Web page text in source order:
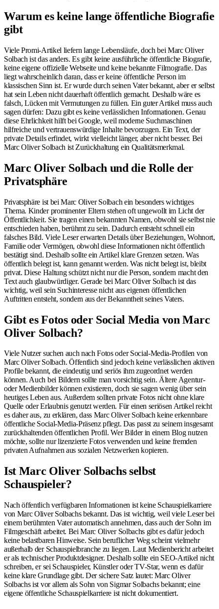
Warum es keine lange öffentliche Biografie
gibt
Viele Promi-Artikel liefern lange Lebensläufe, doch bei Marc Oliver
Solbach ist das anders. Es gibt keine ausführliche öffentliche Biografie,
keine eigene offizielle Webseite und keine bekannte Filmografie. Das
liegt wahrscheinlich daran, dass er keine öffentliche Person im
klassischen Sinn ist. Er wurde durch seinen Vater bekannt, aber er selbst
hat sein Leben nicht dauerhaft öffentlich gemacht. Deshalb wäre es
falsch, Lücken mit Vermutungen zu füllen. Ein guter Artikel muss auch
sagen dürfen: Dazu gibt es keine verlässlichen Informationen. Genau
diese Ehrlichkeit hilft bei Google, weil moderne Suchmaschinen
hilfreiche und vertrauenswürdige Inhalte bevorzugen. Ein Text, der
private Details erfindet, wirkt vielleicht länger, aber nicht besser. Bei
Marc Oliver Solbach ist Zurückhaltung ein Qualitätsmerkmal.
Marc Oliver Solbach und die Rolle der
Privatsphäre
Privatsphäre ist bei Marc Oliver Solbach ein besonders wichtiges
Thema. Kinder prominenter Eltern stehen oft ungewollt im Licht der
Öffentlichkeit. Sie tragen einen bekannten Namen, obwohl sie selbst nie
entschieden haben, berühmt zu sein. Dadurch entsteht schnell ein
falsches Bild. Viele Leser erwarten Details über Beziehungen, Wohnort,
Familie oder Vermögen, obwohl diese Informationen nicht öffentlich
bestätigt sind. Deshalb sollte ein Artikel klare Grenzen setzen. Was
öffentlich belegt ist, kann genannt werden. Was nicht belegt ist, bleibt
privat. Diese Haltung schützt nicht nur die Person, sondern macht den
Text auch glaubwürdiger. Gerade bei Marc Oliver Solbach ist das
wichtig, weil sein Suchinteresse nicht aus eigenen öffentlichen
Auftritten entsteht, sondern aus der Bekanntheit seines Vaters.
Gibt es Fotos oder Social Media von Marc
Oliver Solbach?
Viele Nutzer suchen auch nach Fotos oder Social-Media-Profilen von
Marc Oliver Solbach. Öffentlich sind jedoch keine verlässlichen aktiven
Profile bekannt, die eindeutig und seriös ihm zugeordnet werden
können. Auch bei Bildern sollte man vorsichtig sein. Ältere Agentur-
oder Medienbilder können existieren, doch sie sagen wenig über sein
heutiges Leben aus. Außerdem sollten private Fotos nicht ohne klare
Quelle oder Erlaubnis genutzt werden. Für einen seriösen Artikel reicht
es daher aus, zu erklären, dass Marc Oliver Solbach keine erkennbare
öffentliche Social-Media-Präsenz pflegt. Das passt zu seinem insgesamt
zurückhaltenden öffentlichen Profil. Wer Bilder in einem Blog nutzen
möchte, sollte nur lizenzierte Fotos verwenden und keine fremden
privaten Aufnahmen aus sozialen Netzwerken kopieren.
Ist Marc Oliver Solbachsselbst
Schauspieler?
Nach öffentlich verfügbaren Informationen ist keine Schauspielkarriere
von Marc Oliver Solbachs bekannt. Das ist wichtig, weil viele Leser bei
einem berühmten Vater automatisch annehmen, dass auch der Sohn im
Filmgeschäft arbeitet. Bei Marc Oliver Solbachs gibt es dafür jedoch
keine belastbaren Hinweise. Sein beruflicher Weg scheint vielmehr
außerhalb der Schauspielbranche zu liegen. Laut Medienbericht arbeitet
er als technischer Produktdesigner. Deshalb sollte ein SEO-Artikel nicht
schreiben, er sei Schauspieler, Künstler oder TV-Star, wenn es dafür
keine klare Grundlage gibt. Der sichere Satz lautet: Marc Oliver
Solbachs ist vor allem als Sohn von Sigmar Solbachs bekannt; eine
eigene öffentliche Schauspielkarriere ist nicht dokumentiert.